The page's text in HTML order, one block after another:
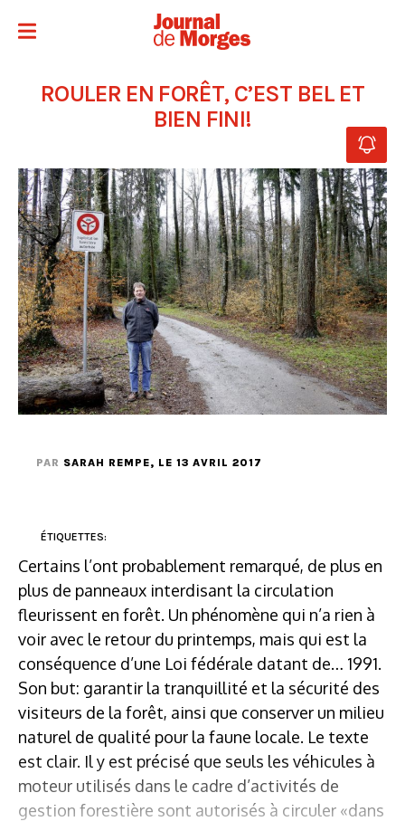
ROULER EN FORÊT, C’EST BEL ET
BIEN FINI!
PAR SARAH REMPE, LE 13 AVRIL 2017
ÉTIQUETTES:
Certains l’ont probablement remarqué, de plus en
plus de panneaux interdisant la circulation
fleurissent en forêt. Un phénomène qui n’a rien à
voir avec le retour du printemps, mais qui est la
conséquence d’une Loi fédérale datant de… 1991.
Son but: garantir la tranquillité et la sécurité des
visiteurs de la forêt, ainsi que conserver un milieu
naturel de qualité pour la faune locale. Le texte
est clair. Il y est précisé que seuls les véhicules à
moteur utilisés dans le cadre d’activités de
gestion forestière sont autorisés à circuler «dans